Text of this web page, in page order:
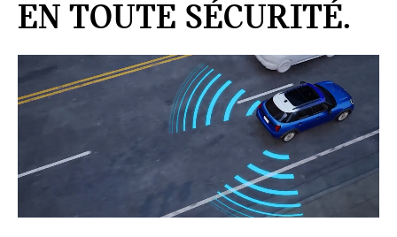
EN TOUTE SÉCURITÉ.